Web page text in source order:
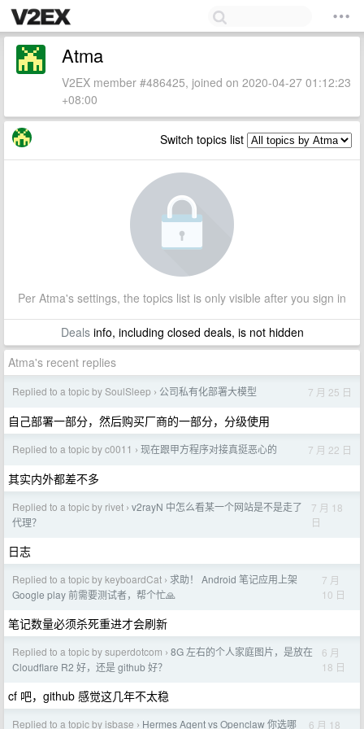
Atma
V2EX member #486425, joined on 2020-04-27 01:12:23
+08:00
Switch topics list
Per Atma's settings, the topics list is only visible after you sign in
Dealsinfo, including closed deals, is not hidden
Atma's recent replies
Replied to a topic by SoulSleep › 公司私有化部署大模型 7 月 25 日
自己部署一部分，然后购买厂商的一部分，分级使用
Replied to a topic by c0011 › 现在跟甲方程序对接真挺恶心的 7 月 22 日
其实内外都差不多
Replied to a topic by rivet › v2rayN 中怎么看某一个网站是不是走了
代理？
7 月 18
日
日志
Replied to a topic by keyboardCat › 求助！ Android 笔记应用上架
Google play 前需要测试者，帮个忙🙏
7 月
10 日
笔记数量必须杀死重进才会刷新
Replied to a topic by superdotcom › 8G 左右的个人家庭图片，是放在
Cloudflare R2 好，还是 github 好？
6 月
18 日
cf 吧，github 感觉这几年不太稳
Replied to a topic by isbase › Hermes Agent vs Openclaw 你选哪 6 月 18